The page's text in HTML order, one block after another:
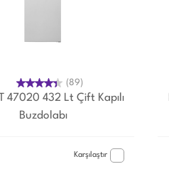
(89)
47020 432 Lt Çift Kapılı
Buzdolabı
Karşılaştır